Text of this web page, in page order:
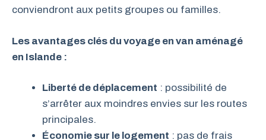
conviendront aux petits groupes ou familles.
Les avantages clés du voyage en van aménagé
en Islande :
Liberté de déplacement : possibilité de
s’arrêter aux moindres envies sur les routes
principales.
Économie sur le logement : pas de frais